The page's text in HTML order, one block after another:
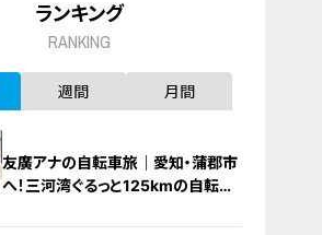
ランキング
RANKING
週間 月間
友廣アナの自転車旅｜愛知・蒲郡市
へ！三河湾ぐるっと125kmの自転車